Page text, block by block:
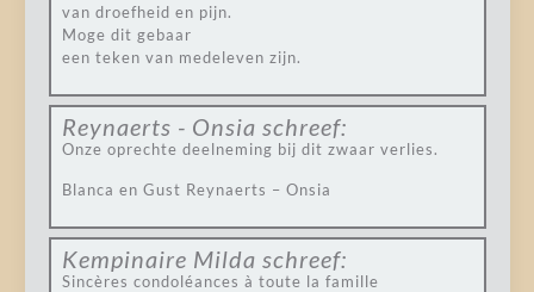
van droefheid en pijn.
Moge dit gebaar
een teken van medeleven zijn.
Reynaerts - Onsia schreef:
Onze oprechte deelneming bij dit zwaar verlies.
Blanca en Gust Reynaerts – Onsia
Kempinaire Milda schreef:
Sincères condoléances à toute la famille